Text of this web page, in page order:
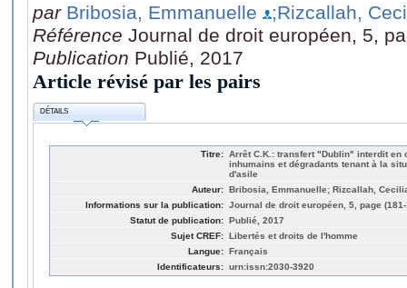
par Bribosia, Emmanuelle
;Rizcallah,
Référence Journal de droit européen, 5,
Publication Publié, 2017
Article révisé par les pairs
DÉTAILS
Titre: Arrêt C.K.: transfert "Dublin" interdit en
inhumains et dégradants tenant à la
d'asile
Auteur: Bribosia, Emmanuelle; Rizcallah,
Informations sur la publication: Journal de droit européen, 5, page
Statut de publication: Publié, 2017
Sujet CREF: Libertés et droits de l'homme
Langue: Français
Identificateurs: urn:issn:2030-3920